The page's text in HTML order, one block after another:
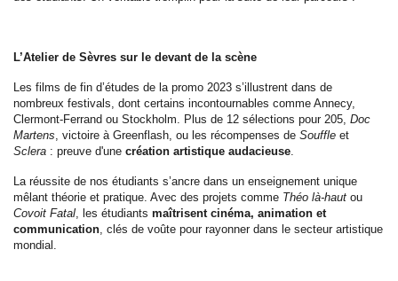
L’Atelier de Sèvres sur le devant de la scène
Les films de fin d’études de la promo 2023 s’illustrent dans de
nombreux festivals, dont certains incontournables comme Annecy,
Clermont-Ferrand ou Stockholm. Plus de 12 sélections pour 205, Doc
Martens, victoire à Greenflash, ou les récompenses de Souffle et
Sclera : preuve d'une création artistique audacieuse.
La réussite de nos étudiants s’ancre dans un enseignement unique
mêlant théorie et pratique. Avec des projets comme Théo là-haut ou
Covoit Fatal, les étudiants maîtrisent cinéma, animation et
communication, clés de voûte pour rayonner dans le secteur artistique
mondial.